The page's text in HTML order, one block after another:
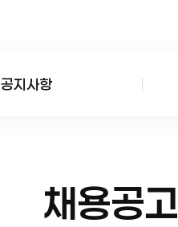
공지사항
채용공고